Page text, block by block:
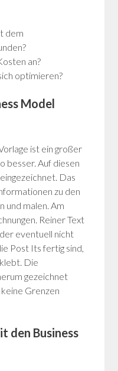
dem
an?
optimieren?
Model
ist ein großer
besser. Auf diesen
Das
zu den
und malen. Am
Reiner Text
eventuell nicht
Post Its fertig sind,
Die
gezeichnet
Grenzen
den Business